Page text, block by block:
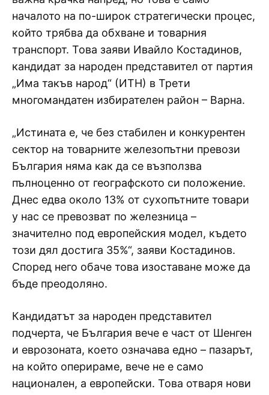
началото на по-широк стратегически процес,
който трябва да обхване и товарния
транспорт. Това заяви Ивайло Костадинов,
кандидат за народен представител от партия
„Има такъв народ“ (ИТН) в Трети
многомандатен избирателен район – Варна.
„Истината е, че без стабилен и конкурентен
сектор на товарните железопътни превози
България няма как да се възползва
пълноценно от географското си положение.
Днес едва около 13% от сухопътните товари
у нас се превозват по железница –
значително под европейския модел, където
този дял достига 35%“, заяви Костадинов.
Според него обаче това изоставане може да
бъде преодоляно.
Кандидатът за народен представител
подчерта, че България вече е част от Шенген
и еврозоната, което означава едно – пазарът,
на който оперираме, вече не е само
национален, а европейски. Това отваря нови